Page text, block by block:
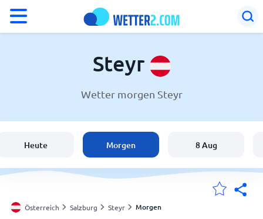
Schweiz
Deutschland
Steyr
Wetter morgen Steyr
Heute Morgen 8 Aug
Österreich Salzburg Steyr Morgen